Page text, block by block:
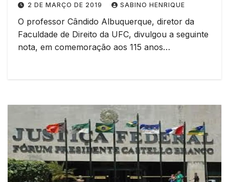
2 DE MARÇO DE 2019 SABINO HENRIQUE
O professor Cândido Albuquerque, diretor da
Faculdade de Direito da UFC, divulgou a seguinte
nota, em comemoração aos 115 anos…